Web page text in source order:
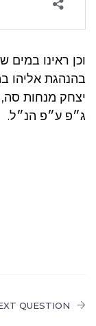
וכן ראינו במים
בהנהגת אליהו
יצחק מנחות
ג״פ ע״פ הנ״ל.
QUESTION